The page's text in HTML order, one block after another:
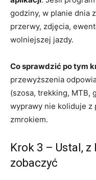
godziny, w planie dnia
przerwy, zdjęcia,
wolniejszej jazdy.
Co sprawdzić po tym
przewyższenia
(szosa, trekking, MTB,
wyprawy nie koliduje z
zmrokiem.
Krok 3 – Ustal,
zobaczyć